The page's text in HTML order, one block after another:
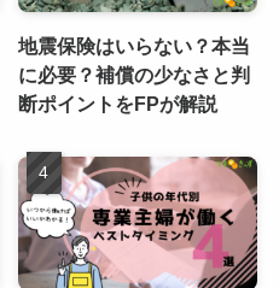
地震保険はいらない？本当
に必要？補償の少なさと判
断ポイントをFPが解説